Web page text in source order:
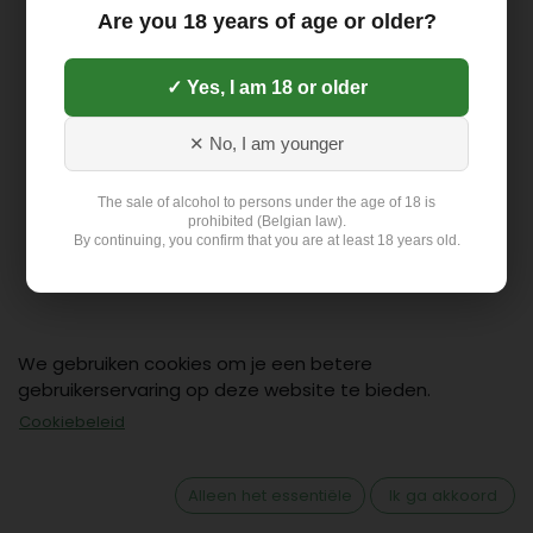
Contact
Klant: +32 499 19 01 88
hello@flex-delivery.be
We gebruiken cookies om je een betere
gebruikerservaring op deze website te bieden.
Cookiebeleid
Alleen het essentiële Ik ga akkoord
Are you 18 years of age or older?
✓ Yes, I am 18 or older
✕ No, I am younger
The sale of alcohol to persons under the age of 18 is
prohibited (Belgian law).
By continuing, you confirm that you are at least 18 years old.